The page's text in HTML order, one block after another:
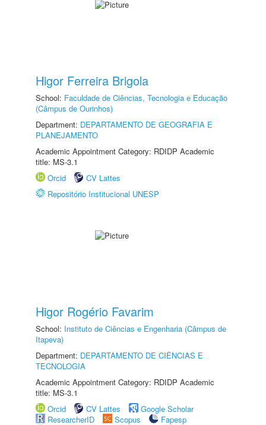
Higor Ferreira Brigola
School: Faculdade de Ciências, Tecnologia e Educação
(Câmpus de Ourinhos)
Department: DEPARTAMENTO DE GEOGRAFIA E
PLANEJAMENTO
Academic Appointment Category: RDIDP Academic
title: MS-3.1
Orcid
CV Lattes
Repositório Institucional UNESP
Higor Rogério Favarim
School: Instituto de Ciências e Engenharia (Câmpus de
Itapeva)
Department: DEPARTAMENTO DE CIÊNCIAS E
TECNOLOGIA
Academic Appointment Category: RDIDP Academic
title: MS-3.1
Orcid
CV Lattes
Google Scholar
ResearcherID
Scopus
Fapesp